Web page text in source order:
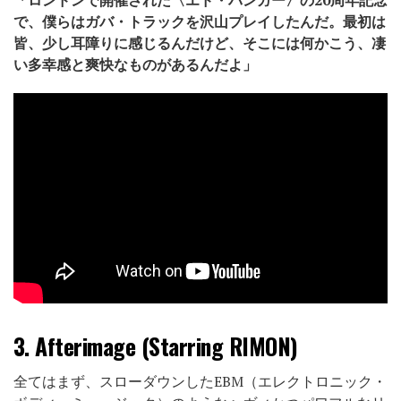
で、僕らはガバ・トラックを沢山プレイしたんだ。最初は
皆、少し耳障りに感じるんだけど、そこには何かこう、凄
い多幸感と爽快なものがあるんだよ」
3.Afterimage (Starring RIMON)
全てはまず、スローダウンしたEBM（エレクトロニック・